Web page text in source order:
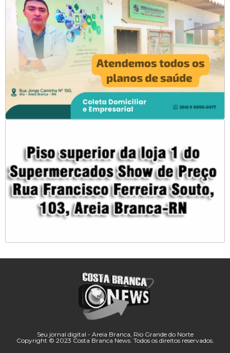
Seu jornal digital - Areia Branca, Rio Grande do Norte
Copyright © 2023 Costa Branca News. Todos os direitos reservados.